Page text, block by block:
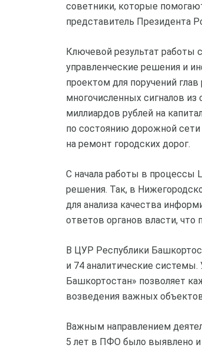
советники, которые
представитель Президента
Ключевой результат
управленческие решения и
проектом для поручений
многочисленных сигналов
миллиардов рублей на
по состоянию дорожной сети
на ремонт городских дорог.
С начала работы в
решения. Так, в
для анализа качества
ответов органов власти,
В ЦУР Республики
и 74 аналитические системы.
Башкортостан» позволяет
возведения важных
Важным направлением
5 лет в ПФО было выявлено и